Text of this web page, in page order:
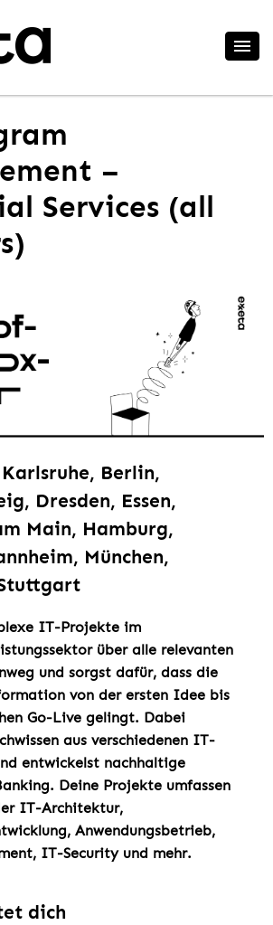
–
Services (all
Berlin,
Dresden, Essen,
Main, Hamburg,
München,
IT-Projekte im
über alle relevanten
und sorgst dafür, dass die
von der ersten Idee bis
Go-Live gelingt. Dabei
aus verschiedenen IT-
entwickelst nachhaltige
Deine Projekte umfassen
IT-Architektur,
Anwendungsbetrieb,
IT-Security und mehr.
dich